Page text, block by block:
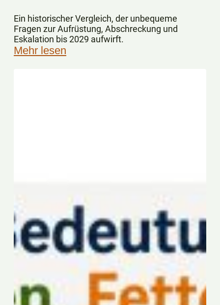
Ein historischer Vergleich, der unbequeme
Fragen zur Aufrüstung, Abschreckung und
Eskalation bis 2029 aufwirft.
Mehr lesen